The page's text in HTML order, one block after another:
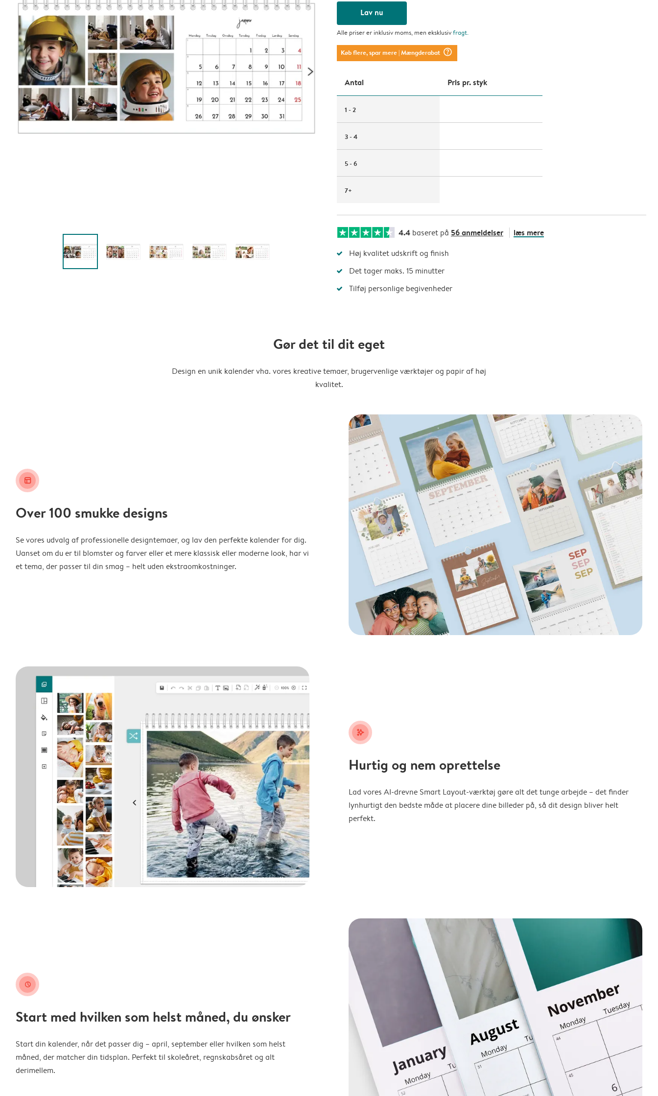
Lav nu
Alle priser er inklusiv moms, men eksklusivfragt.
Køb flere, spar mere| Mængderabat question_mark_circle
Antal Pris pr. styk
1 - 2
3 - 4
5 - 6
7+
4.4 baseret på 56 anmeldelser læs mere
Høj kvalitet udskrift og finish
Det tager maks. 15 minutter
Tilføj personlige begivenheder
Gør det til dit eget
Design en unik kalender vha. vores kreative temaer, brugervenlige værktøjer og papir af høj
kvalitet.
layout_alt
Over 100 smukke designs
Se vores udvalg af professionelle designtemaer, og lav den perfekte kalender for dig.
Uanset om du er til blomster og farver eller et mere klassisk eller moderne look, har vi
et tema, der passer til din smag – helt uden ekstraomkostninger.
stars_plus
Hurtig og nem oprettelse
Lad vores AI-drevne Smart Layout-værktøj gøre alt det tunge arbejde – det finder
lynhurtigt den bedste måde at placere dine billeder på, så dit design bliver helt
perfekt.
clock
Start med hvilken som helst måned, du ønsker
Start din kalender, når det passer dig – april, september eller hvilken som helst
måned, der matcher din tidsplan. Perfekt til skoleåret, regnskabsåret og alt
derimellem.